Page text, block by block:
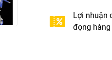
Lợi nhuận
đọng hàng